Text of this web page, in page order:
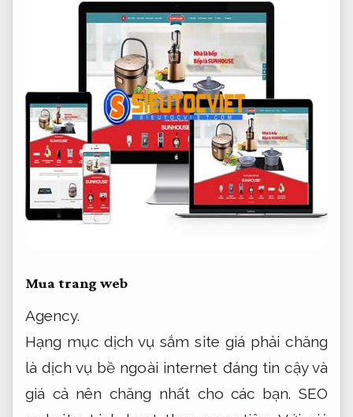
Mua trang web
Agency.
Hạng mục dịch vụ sắm site giá phải chăng
là dịch vụ bề ngoài internet đáng tin cậy và
giá cả nên chăng nhất cho các bạn. SEO